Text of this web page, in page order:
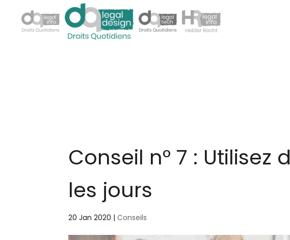
Conseil n° 7 : Utilisez
les jours
20 Jan 2020 |Conseils